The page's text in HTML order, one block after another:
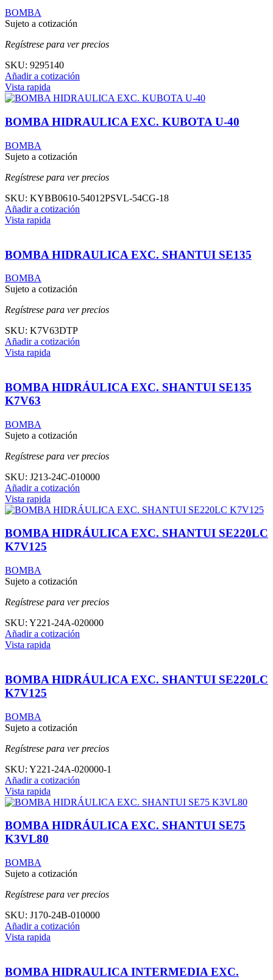
BOMBA
Sujeto a cotización
Regístrese para ver precios
SKU: 9295140
Añadir a cotización
Vista rapida
BOMBA HIDRAULICA EXC. KUBOTA U-40
BOMBA
Sujeto a cotización
Regístrese para ver precios
SKU: KYBB0610-54012PSVL-54CG-18
Añadir a cotización
Vista rapida
BOMBA HIDRAULICA EXC. SHANTUI SE135
BOMBA
Sujeto a cotización
Regístrese para ver precios
SKU: K7V63DTP
Añadir a cotización
Vista rapida
BOMBA HIDRÁULICA EXC. SHANTUI SE135
K7V63
BOMBA
Sujeto a cotización
Regístrese para ver precios
SKU: J213-24C-010000
Añadir a cotización
Vista rapida
BOMBA HIDRÁULICA EXC. SHANTUI SE220LC
K7V125
BOMBA
Sujeto a cotización
Regístrese para ver precios
SKU: Y221-24A-020000
Añadir a cotización
Vista rapida
BOMBA HIDRÁULICA EXC. SHANTUI SE220LC
K7V125
BOMBA
Sujeto a cotización
Regístrese para ver precios
SKU: Y221-24A-020000-1
Añadir a cotización
Vista rapida
BOMBA HIDRÁULICA EXC. SHANTUI SE75
K3VL80
BOMBA
Sujeto a cotización
Regístrese para ver precios
SKU: J170-24B-010000
Añadir a cotización
Vista rapida
BOMBA HIDRAULICA INTERMEDIA EXC.